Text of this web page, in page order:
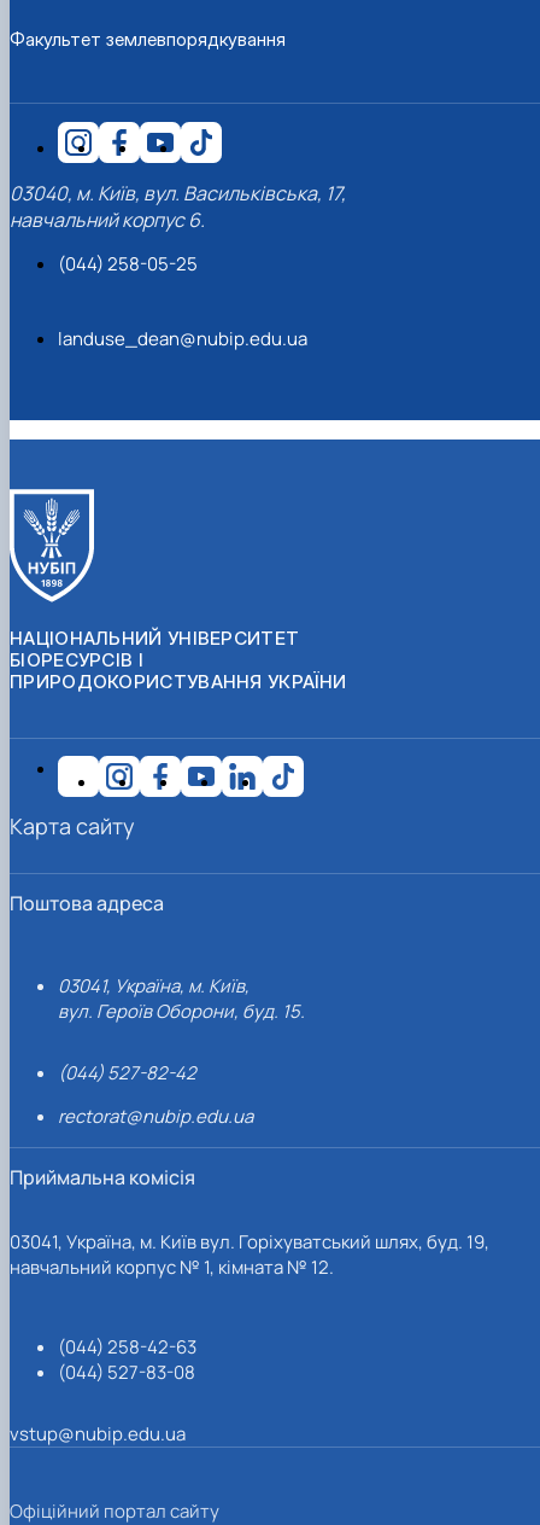
Факультет землевпорядкування
03040, м. Київ, вул. Васильківська, 17,
навчальний корпус 6.
(044) 258-05-25
landuse_dean@nubip.edu.ua
НАЦІОНАЛЬНИЙ УНІВЕРСИТЕТ
БІОРЕСУРСІВ І
ПРИРОДОКОРИСТУВАННЯ УКРАЇНИ
Поштова адреса
03041, Україна, м. Київ,
вул. Героїв Оборони, буд. 15.
(044) 527-82-42
rectorat@nubip.edu.ua
Приймальна комісія
03041, Україна, м. Київ вул. Горіхуватський шлях, буд. 19,
навчальний корпус № 1, кімната № 12.
(044) 258-42-63
(044) 527-83-08
vstup@nubip.edu.ua
Карта сайту
Офіційний портал сайту